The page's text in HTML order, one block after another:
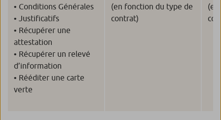
• Conditions Générales
• Justificatifs
• Récupérer une
attestation
• Récupérer un relevé
d’information
• Rééditer une carte
verte
(en fonction du type de
contrat)